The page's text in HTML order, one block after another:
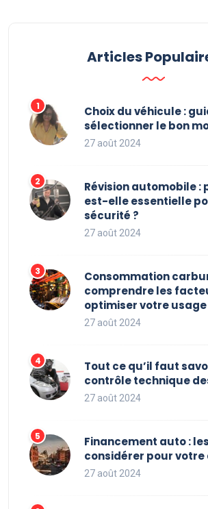
Articles
Choix du véhicule :
sélectionner le bon
27 août 2024
Révision automobile :
est-elle essentielle
sécurité ?
27 août 2024
Consommation
comprendre les
optimiser votre usage
27 août 2024
Tout ce qu’il faut
contrôle technique
27 août 2024
Financement auto :
considérer pour votre
27 août 2024